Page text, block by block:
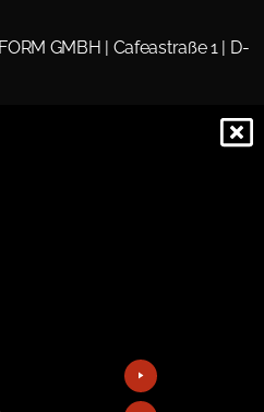
GMBH | Cafeastraße 1 | D-